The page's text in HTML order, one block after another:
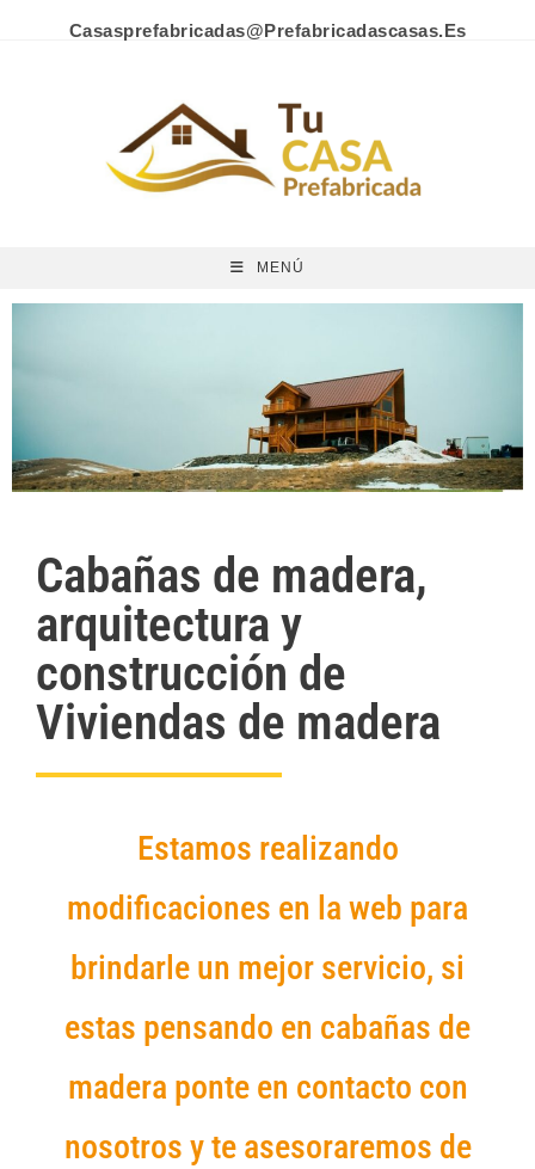
Casasprefabricadas@prefabricadascasas.es
MENÚ
Cabañas de madera,
arquitectura y
construcción de
Viviendas de madera
Estamos realizando
modificaciones en la web para
brindarle un mejor servicio, si
estas pensando en cabañas de
madera ponte en contacto con
nosotros y te asesoraremos de